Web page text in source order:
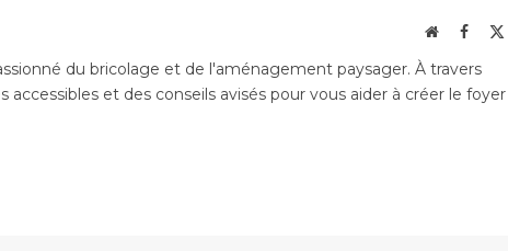
WebsiteFacebook
du bricolage et de l'aménagement paysager. À travers
accessibles et des conseils avisés pour vous aider à créer le foyer